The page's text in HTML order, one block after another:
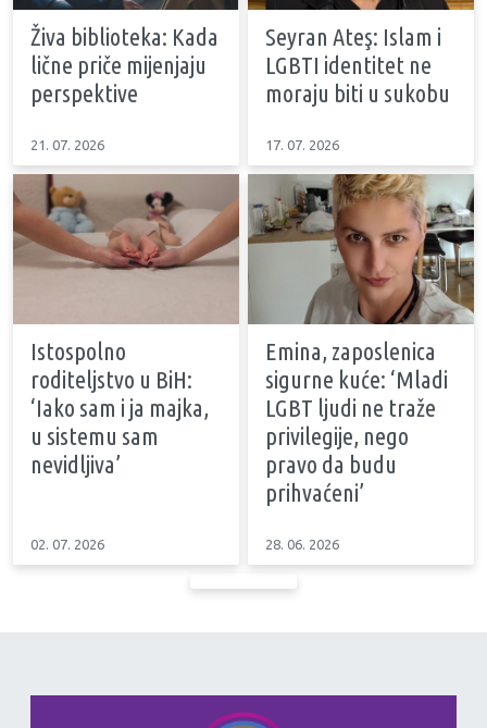
Živa biblioteka: Kada
lične priče mijenjaju
perspektive
21. 07. 2026
Seyran Ateş: Islam i
LGBTI identitet ne
moraju biti u sukobu
17. 07. 2026
Istospolno
roditeljstvo u BiH:
‘Iako sam i ja majka,
u sistemu sam
nevidljiva’
02. 07. 2026
Emina, zaposlenica
sigurne kuće: ‘Mladi
LGBT ljudi ne traže
privilegije, nego
pravo da budu
prihvaćeni’
28. 06. 2026